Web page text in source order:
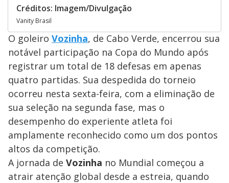
Créditos: Imagem/Divulgação
Vanity Brasil
O goleiro Vozinha, de Cabo Verde, encerrou sua
notável participação na Copa do Mundo após
registrar um total de 18 defesas em apenas
quatro partidas. Sua despedida do torneio
ocorreu nesta sexta-feira, com a eliminação de
sua seleção na segunda fase, mas o
desempenho do experiente atleta foi
amplamente reconhecido como um dos pontos
altos da competição.
A jornada de Vozinha no Mundial começou a
atrair atenção global desde a estreia, quando